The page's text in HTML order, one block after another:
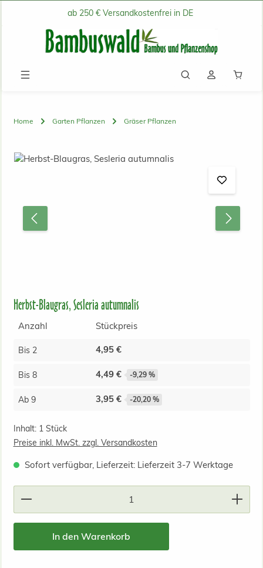
Zum Hauptinhalt springenab 250 € Versandkostenfrei in DE
Home Garten Pflanzen Gräser Pflanzen
Bildergalerie überspringen
Herbst-Blaugras, Sesleria autumnalis
Anzahl Stückpreis
Bis 2 4,95 €
Bis 8 4,49 € -9,29 %
Ab 9 3,95 € -20,20 %
Inhalt: 1 Stück
Preise inkl. MwSt. zzgl. Versandkosten
Sofort verfügbar, Lieferzeit: Lieferzeit 3-7 Werktage
Produkt Anzahl: Gib den gewünschten Wert ein
In den Warenkorb